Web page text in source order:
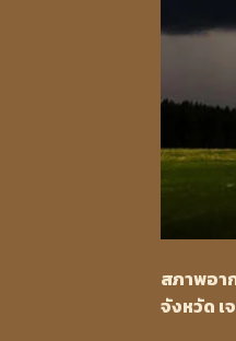
สภาพอา
จังหวัด เ